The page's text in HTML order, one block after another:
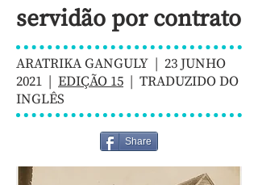
servidão por contrato
ARATRIKA GANGULY | 23 JUNHO
2021 | EDIÇÃO 15 | TRADUZIDO DO
INGLÊS
Share